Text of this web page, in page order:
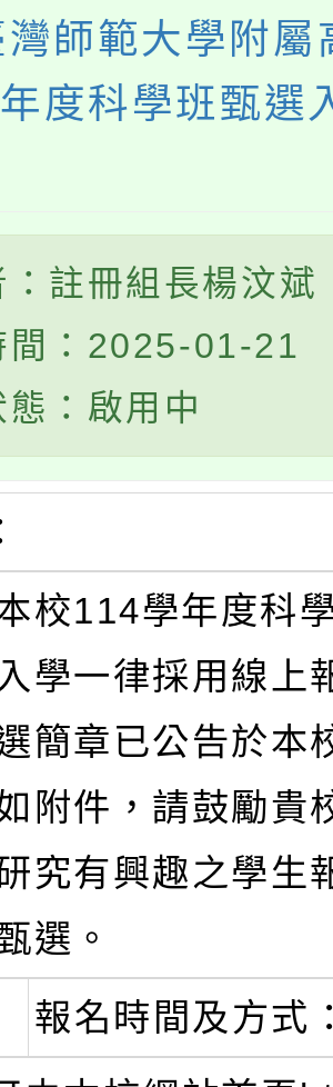
灣師範大學附屬
度科學班甄選
：註冊組長楊汶斌
間：2025-01-21
態：啟用中
校114學年度科
入學一律採用線上
簡章已公告於本
附件，請鼓勵貴
究有興趣之學生
選。
報名時間及方式